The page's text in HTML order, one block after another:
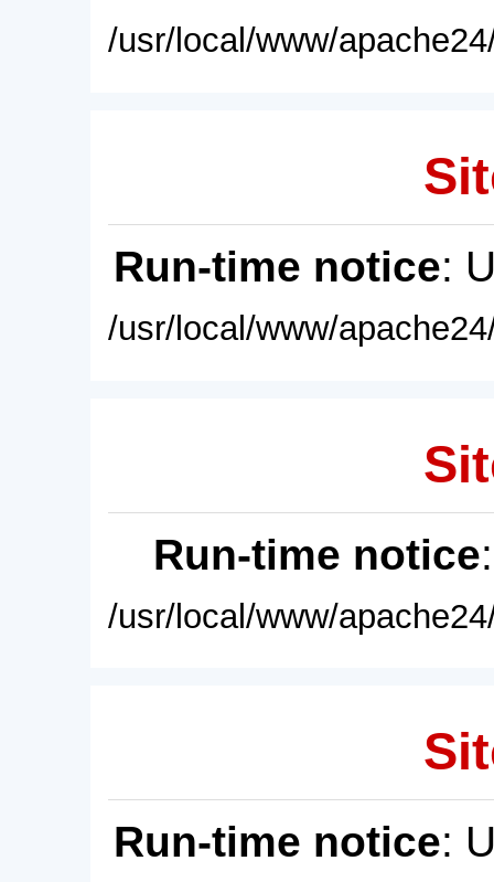
/usr/local/www/
Run-time notice:
/usr/local/www/
Run-time notice
/usr/local/www/
Run-time notice: